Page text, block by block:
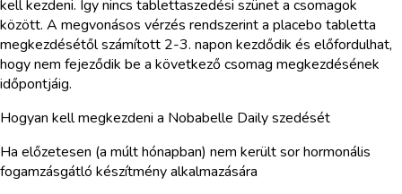
kell kezdeni. Így nincs tablettaszedési szünet a csomagok
között. A megvonásos vérzés rendszerint a placebo tabletta
megkezdésétől számított 2-3. napon kezdődik és előfordulhat,
hogy nem fejeződik be a következő csomag megkezdésének
időpontjáig.
Hogyan kell megkezdeni a Nobabelle Daily szedését
Ha előzetesen (a múlt hónapban) nem került sor hormonális
fogamzásgátló készítmény alkalmazására